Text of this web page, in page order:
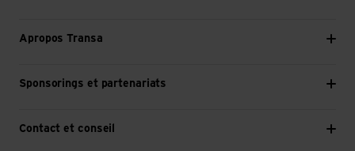
Apropos Transa
Sponsorings et partenariats
Contact et conseil